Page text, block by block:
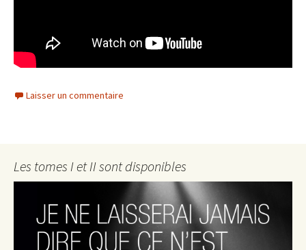
Laisser un commentaire
Les tomes I et II sont disponibles